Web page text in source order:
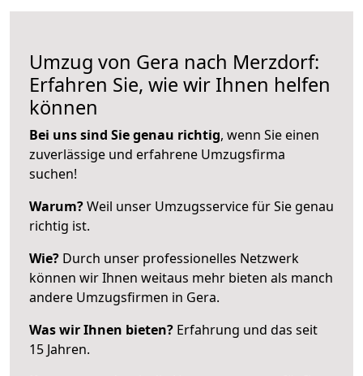
Umzug von Gera nach Merzdorf:
Erfahren Sie, wie wir Ihnen helfen
können
Bei uns sind Sie genau richtig, wenn Sie einen
zuverlässige und erfahrene Umzugsfirma
suchen!
Warum?Weil unser Umzugsservice für Sie genau
richtig ist.
Wie? Durch unser professionelles Netzwerk
können wir Ihnen weitaus mehr bieten als manch
andere Umzugsfirmen in Gera.
Was wir Ihnen bieten? Erfahrung und das seit
15 Jahren.